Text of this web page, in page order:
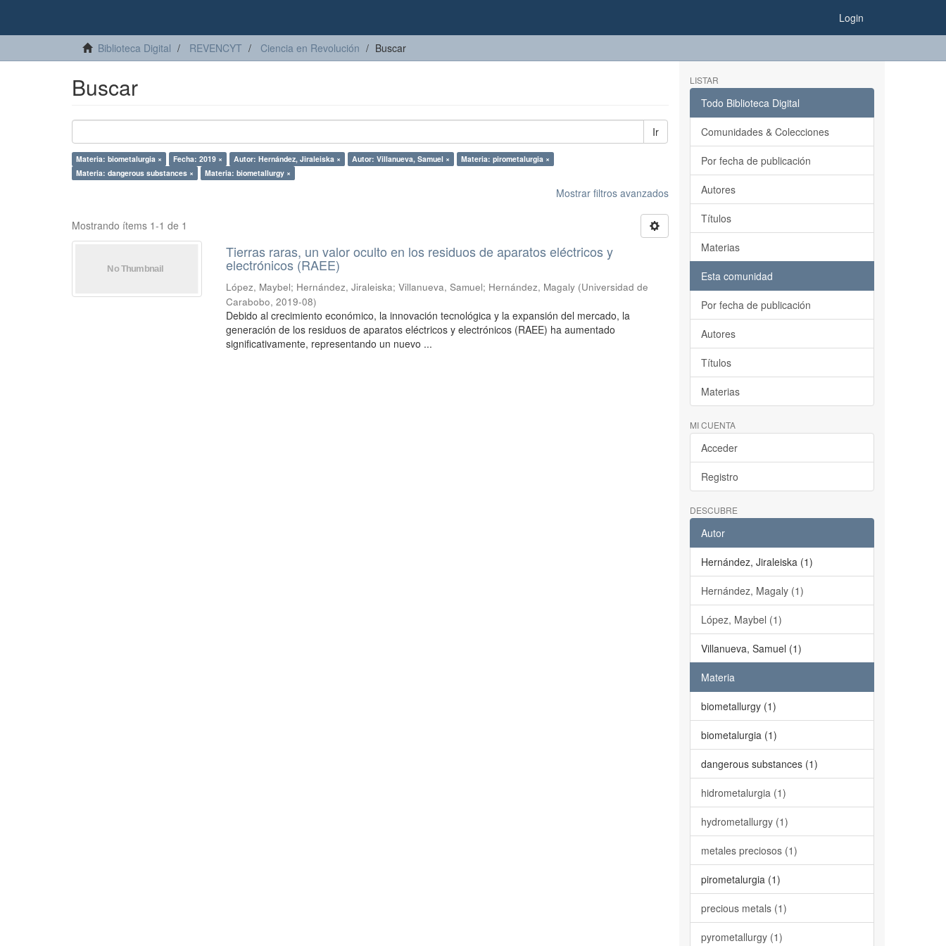
Login
Biblioteca Digital REVENCYT Ciencia en Revolución Buscar
Buscar
Ir
Materia: biometalurgia × Fecha: 2019 × Autor: Hernández, Jiraleiska × Autor: Villanueva, Samuel ×
Materia: pirometalurgia ×
Materia: dangerous substances ×
Materia: biometallurgy ×
Mostrar filtros avanzados
Mostrando ítems 1-1 de 1
Tierras raras, un valor oculto en los residuos de aparatos eléctricos y
electrónicos (RAEE)
López, Maybel; Hernández, Jiraleiska;Villanueva, Samuel; Hernández, Magaly (Universidad de
Carabobo,2019-08)
Debido al crecimiento económico, la innovación tecnológica y la expansión del mercado, la
generación de los residuos de aparatos eléctricos y electrónicos (RAEE) ha aumentado
significativamente, representando un nuevo ...
LISTAR
Todo Biblioteca Digital
Comunidades & Colecciones
Por fecha de publicación
Autores
Títulos
Materias
Esta comunidad
Por fecha de publicación
Autores
Títulos
Materias
MI CUENTA
Acceder
Registro
DESCUBRE
Autor
Hernández, Jiraleiska (1)
Hernández, Magaly (1)
López, Maybel (1)
Villanueva, Samuel (1)
Materia
biometallurgy (1)
biometalurgia (1)
dangerous substances (1)
hidrometalurgia (1)
hydrometallurgy (1)
metales preciosos (1)
pirometalurgia (1)
precious metals (1)
pyrometallurgy (1)